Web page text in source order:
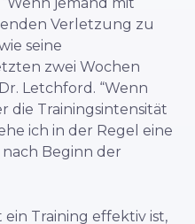
jemand mit
Verletzung zu
seine
zwei Wochen
Letchford. “Wenn
die Trainingsintensität
ich in der Regel eine
Beginn der
ein Training effektiv ist,